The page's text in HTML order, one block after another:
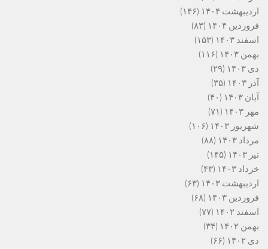
اردیبهشت ۱۴۰۴
(۱۴۶)
فروردین ۱۴۰۴
(۸۳)
اسفند ۱۴۰۳
(۱۵۳)
بهمن ۱۴۰۳
(۱۱۶)
دی ۱۴۰۳
(۲۹)
آذر ۱۴۰۳
(۳۵)
آبان ۱۴۰۳
(۴۰)
مهر ۱۴۰۳
(۷۱)
شهریور ۱۴۰۳
(۱۰۶)
مرداد ۱۴۰۳
(۸۸)
تیر ۱۴۰۳
(۱۴۵)
خرداد ۱۴۰۳
(۴۳)
اردیبهشت ۱۴۰۳
(۶۳)
فروردین ۱۴۰۳
(۶۸)
اسفند ۱۴۰۲
(۷۷)
بهمن ۱۴۰۲
(۳۴)
دی ۱۴۰۲
(۶۶)